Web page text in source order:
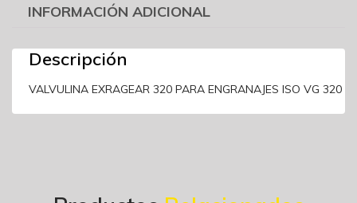
INFORMACIÓN ADICIONAL
Descripción
VALVULINA EXRAGEAR 320 PARA ENGRANAJES ISO VG 320